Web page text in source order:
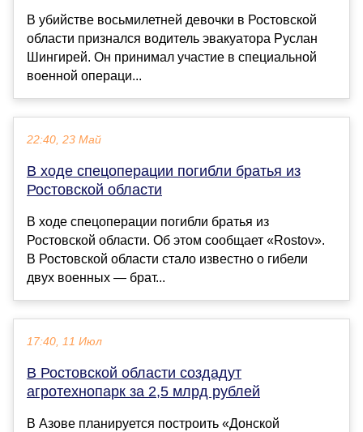
В убийстве восьмилетней девочки в Ростовской
области признался водитель эвакуатора Руслан
Шингирей. Он принимал участие в специальной
военной операци...
22:40, 23 Май
В ходе спецоперации погибли братья из
Ростовской области
В ходе спецоперации погибли братья из
Ростовской области. Об этом сообщает «Rostov».
В Ростовской области стало известно о гибели
двух военных — брат...
17:40, 11 Июл
В Ростовской области создадут
агротехнопарк за 2,5 млрд рублей
В Азове планируется построить «Донской